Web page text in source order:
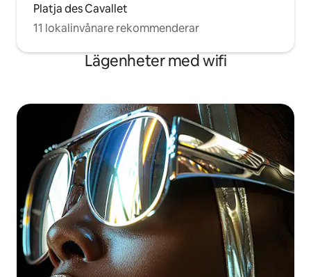
Platja des Cavallet
11 lokalinvånare rekommenderar
Lägenheter med wifi